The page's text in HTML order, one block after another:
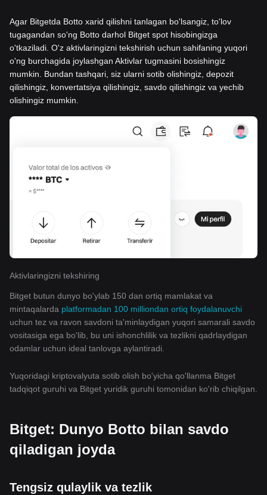
Agar Bitgetda Botto xarid qilishni tanlagan bo'lsangiz, to'lov
tugagandan so'ng Botto darhol Bitget spot hisobingizga
o'tkaziladi. O'z aktivlaringizni tekshirish uchun sahifaning yuqori
o'ng burchagida joylashgan Aktivlar tugmasini bosishingiz
mumkin. Bundan tashqari, siz ularni sotib olishingiz, depozit
qilishingiz, konvertatsiya qilishingiz, savdo qilishingiz va yechib
olishingiz mumkin.
Aktivlaringizni tekshiring
Bitget butun dunyo bo'ylab 150 dan ortiq mamlakat va
mintaqalarda platformadan 100 milliondan ortiq foydalanuvchi
uchun tez va ravon savdoni ta'minlaydigan yuqori samarali savdo
vositasiga ega bo'lib, bu uni ishonchlilik va tezlikni qadrlaydigan
odamlar uchun ideal tanlovga aylantiradi.
Yuqoridagi kriptovalyuta sotib olish bo'yicha qo'llanma Bitget
tadqiqot guruhi va Bitget yuridik guruhi tomonidan ko'rib chiqilgan.
Bitget: Dunyo Botto bilan savdo
qiladigan joyda
Tengsiz qulaylik va tezlik